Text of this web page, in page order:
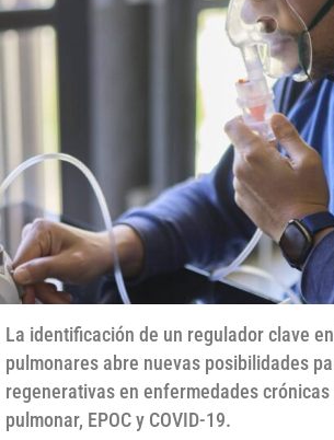
La identificación de un regulador clave
pulmonares abre nuevas posibilidades
regenerativas en enfermedades
pulmonar, EPOC y COVID-19.